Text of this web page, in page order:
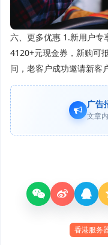
六、更多优惠 1.新用户专
4120+元现金券，新购可
间，老客户成功邀请新客
广告
文章
香港服务